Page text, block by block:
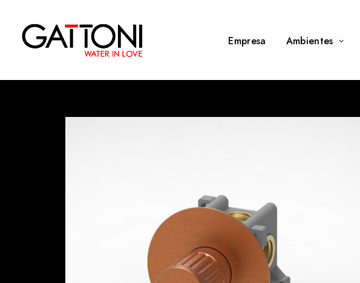
Empresa Ambientes